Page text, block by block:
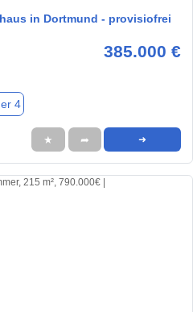
in Dortmund - provisiofrei
385.000 €
4
★ ➦ ➜